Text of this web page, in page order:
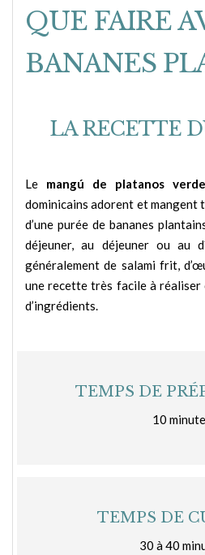
QUE FAIRE
BANANES
LA RECETTE
Le mangú de platanos
dominicains adorent et mangent
d’une purée de bananes
déjeuner, au déjeuner ou au
généralement de salami frit,
une recette très facile à réaliser
d’ingrédients.
TEMPS DE
10
TEMPS DE
30 à 40